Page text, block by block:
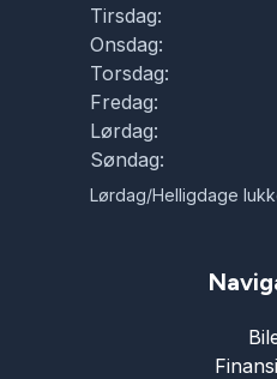
Tirsdag:
Onsdag:
Torsdag:
Fredag:
Lørdag:
Søndag:
Lørdag/Helligdage